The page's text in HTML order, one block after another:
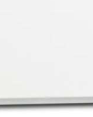
VarioRoom voor